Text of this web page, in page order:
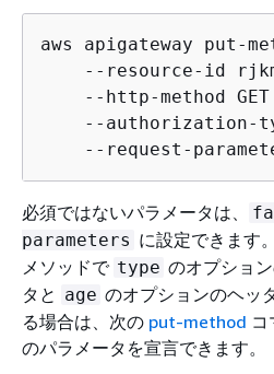
aws apigateway put-
--resource-id
--http-method GET
--authorization-
--request-
必須ではないパラメータは、
parameters に設定できます
メソッドで type のオプショ
タと age のオプションのヘッ
る場合は、次の put-method
のパラメータを宣言できます。